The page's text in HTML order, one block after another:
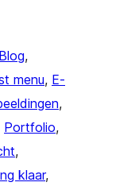
Blog
menu, E-
Portfolio
klaar